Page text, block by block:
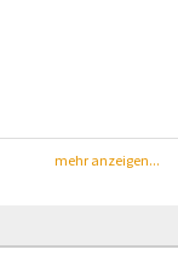
mehr anzeigen...